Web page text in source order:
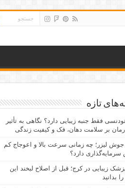
تازه
فقط جنبه زیبایی دارد؟ نگاهی به تأثیر
بر سلامت دهان، فک و کیفیت زندگی
جوش لیزر؛ چه زمانی سرعت بالا و اعوجاج کم
سرمایه‌گذاری دارد؟
زیبایی در کرج؛ قبل از اصلاح لبخند این
بدانید